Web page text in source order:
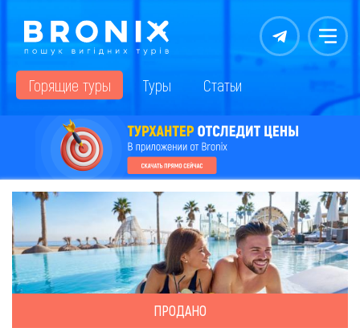
Контакты Меню
Горящие туры Туры Статьи
ПРОДАНО